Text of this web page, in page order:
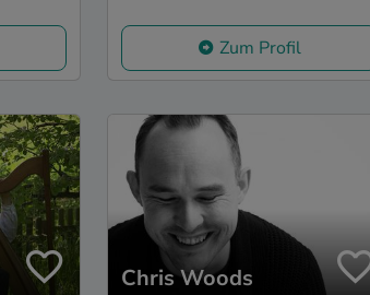
Zum Profil
Chris Woods